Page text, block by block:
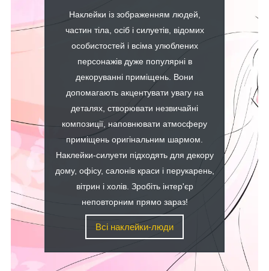
Наклейки із зображенням людей,
частин тіла, осіб і силуетів, відомих
особистостей і всіма улюблених
персонажів дуже популярні в
декоруванні приміщень. Вони
допомагають акцентувати увагу на
деталях, створювати незвичайні
композиції, наповнювати атмосферу
приміщень оригінальним шармом.
Наклейки-силуети підходять для декору
дому, офісу, салонів краси і перукарень,
вітрин і холів. Зробіть інтер'єр
неповторним прямо зараз!
Всі наклейки-люди